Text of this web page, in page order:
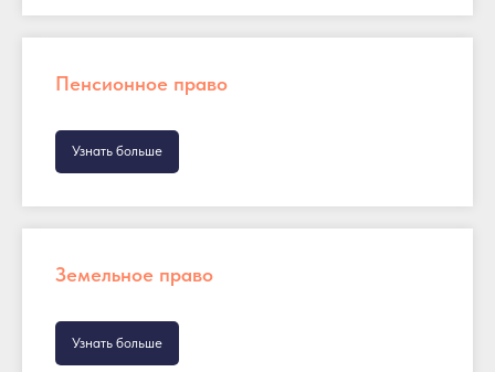
Пенсионное право
Узнать больше
Земельное право
Узнать больше